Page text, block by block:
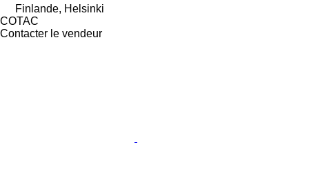
Finlande, Helsinki
COTAC
Contacter le vendeur